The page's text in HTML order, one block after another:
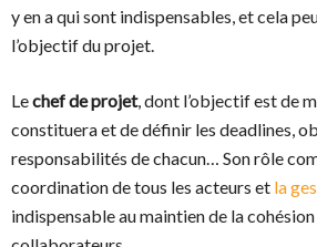
y en a qui sont indispensables, et cela
l’objectif du projet.
Lechef de projet, dont l’objectif est de
constituera et de définir les deadlines,
responsabilités de chacun… Son rôle
coordination de tous les acteurs et la
indispensable au maintien de la